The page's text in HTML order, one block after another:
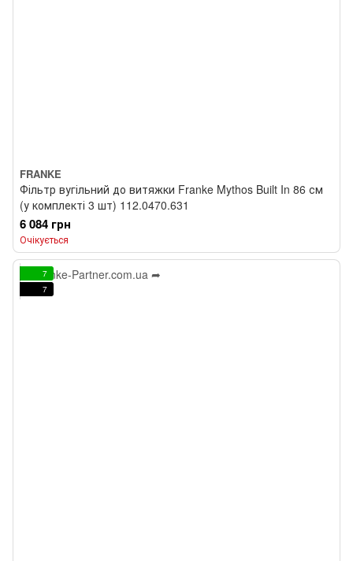
FRANKE
Фільтр вугільний до витяжки Franke Mythos Built In 86 см
(у комплекті 3 шт) 112.0470.631
6 084 грн
Очікується
7
7